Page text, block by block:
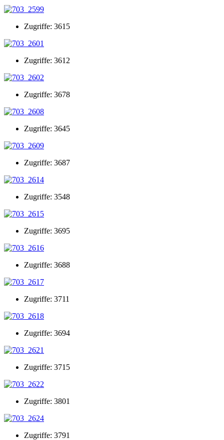
Zugriffe: 3615
Zugriffe: 3612
Zugriffe: 3678
Zugriffe: 3645
Zugriffe: 3687
Zugriffe: 3548
Zugriffe: 3695
Zugriffe: 3688
Zugriffe: 3711
Zugriffe: 3694
Zugriffe: 3715
Zugriffe: 3801
Zugriffe: 3791